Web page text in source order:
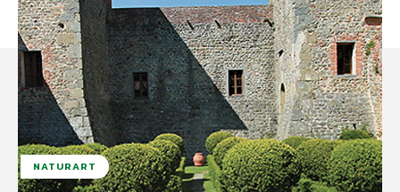
NATURART